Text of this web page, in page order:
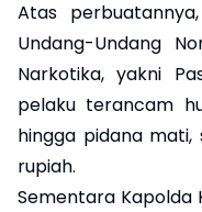
Atas
Undang-Undang
Narkotika, yakni
pelaku terancam
hingga pidana
rupiah.
Sementara Kapolda